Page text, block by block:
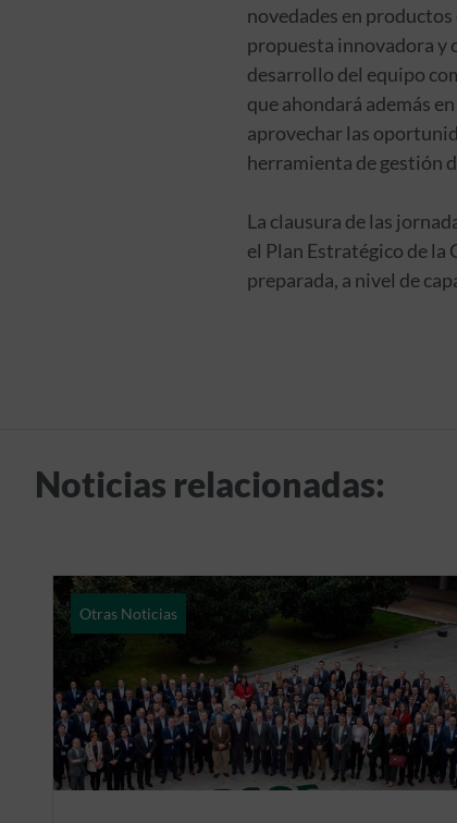
novedades en
propuesta innovadora y
desarrollo del equipo
que ahondará además
aprovechar las
herramienta de gestión
La clausura de las
el Plan Estratégico de la
preparada, a nivel de
Noticias relacionadas:
Otras Noticias